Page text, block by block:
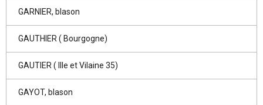
GARNIER, blason
GAUTHIER ( Bourgogne)
GAUTIER ( Ille et Vilaine 35)
GAYOT, blason